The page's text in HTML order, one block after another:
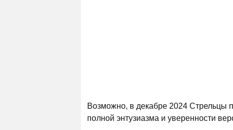
Возможно, в декабре 2024 Стрельцы
полной энтузиазма и уверенности